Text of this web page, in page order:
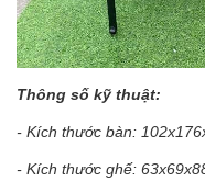
Thông số kỹ thuật:
- Kích thước bàn:
- Kích thước ghế: